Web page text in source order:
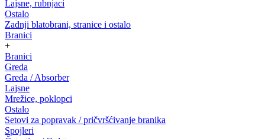
Lajsne, rubnjaci
Ostalo
Zadnji blatobrani, stranice i ostalo
Branici
+
Branici
Greda
Greda / Absorber
Lajsne
Mrežice, poklopci
Ostalo
Setovi za popravak / pričvršćivanje branika
Spojleri